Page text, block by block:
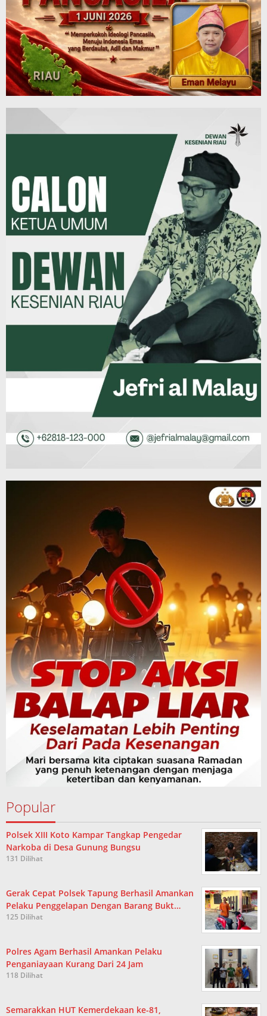
Popular
Polsek XIII Koto Kampar Tangkap Pengedar
Narkoba di Desa Gunung Bungsu
131 Dilihat
Gerak Cepat Polsek Tapung Berhasil Amankan
Pelaku Penggelapan Dengan Barang Bukt…
125 Dilihat
Polres Agam Berhasil Amankan Pelaku
Penganiayaan Kurang Dari 24 Jam
118 Dilihat
Semarakkan HUT Kemerdekaan ke-81,